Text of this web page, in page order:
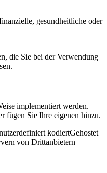
gesundheitliche oder
die Sie bei der Verwendung
implementiert werden.
fügen Sie Ihre eigenen hinzu.
kodiertGehostet
von Drittanbietern